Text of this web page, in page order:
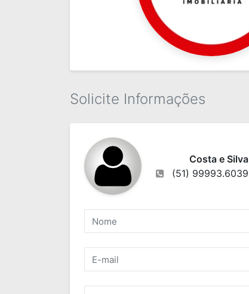
Solicite Informações
Costa e Silva
(51) 99993.6039